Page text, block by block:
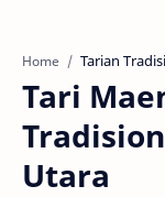
Home Tarian
Tari
Utara